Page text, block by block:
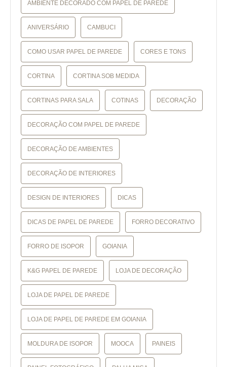
AMBIENTE DECORADO COM PAPEL DE PAREDE
ANIVERSÁRIO CAMBUCI
COMO USAR PAPEL DE PAREDE CORES E TONS
CORTINA CORTINA SOB MEDIDA
CORTINAS PARA SALA COTINAS DECORAÇÃO
DECORAÇÃO COM PAPEL DE PAREDE
DECORAÇÃO DE AMBIENTES
DECORAÇÃO DE INTERIORES
DESIGN DE INTERIORES DICAS
DICAS DE PAPEL DE PAREDE FORRO DECORATIVO
FORRO DE ISOPOR GOIANIA
K&G PAPEL DE PAREDE LOJA DE DECORAÇÃO
LOJA DE PAPEL DE PAREDE
LOJA DE PAPEL DE PAREDE EM GOIANIA
MOLDURA DE ISOPOR MOOCA PAINEIS